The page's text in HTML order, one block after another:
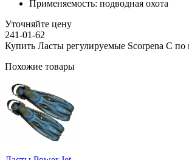
Применяемость: подводная охота
Уточняйте цену
241-01-62
Купить Ласты регулируемые Scorpena C по
Похожие товары